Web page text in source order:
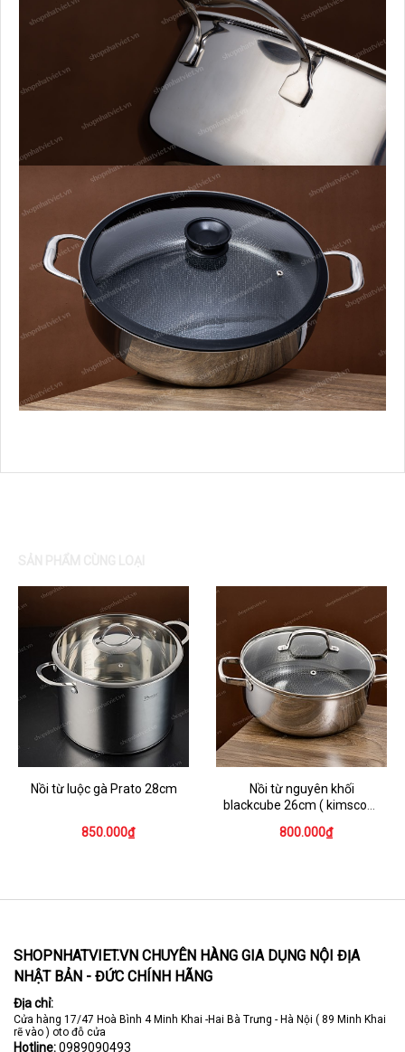
Nồi từ luộc gà Prato 28cm
850.000₫
Nồi từ nguyên khối
blackcube 26cm ( kimscook
800.000₫
SHOPNHATVIET.VN CHUYÊN HÀNG GIA DỤNG NỘI ĐỊA
NHẬT BẢN - ĐỨC CHÍNH HÃNG
Địa chỉ:
Cửa hàng 17/47 Hoà Bình 4 Minh Khai -Hai Bà Trưng - Hà Nội ( 89 Minh Khai
rẽ vào ) oto đỗ cửa
Hotline:0989090493